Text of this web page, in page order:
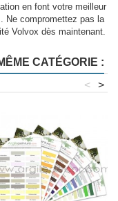
en font votre meilleur
Ne compromettez pas la
Volvox dès maintenant.
CATÉGORIE :
>
<